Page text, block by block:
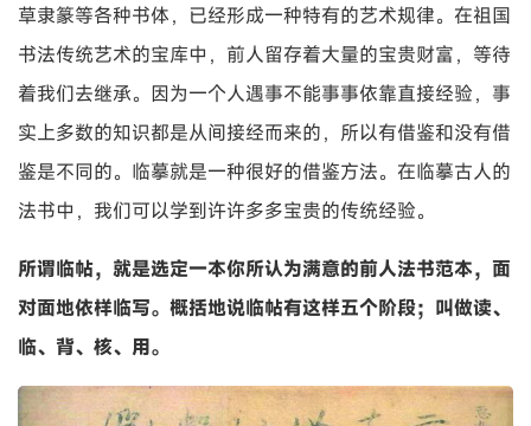
草隶篆等各种书体，已经形成一种特有的艺术规律。在祖国
书法传统艺术的宝库中，前人留存着大量的宝贵财富，等待
着我们去继承。因为一个人遇事不能事事依靠直接经验，事
实上多数的知识都是从间接经而来的，所以有借鉴和没有借
鉴是不同的。临摹就是一种很好的借鉴方法。在临摹古人的
法书中，我们可以学到许许多多宝贵的传统经验。
所谓临帖，就是选定一本你所认为满意的前人法书范本，面
对面地依样临写。概括地说临帖有这样五个阶段；叫做读、
临、背、核、用。